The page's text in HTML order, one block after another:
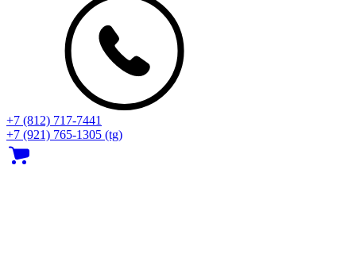
+7 (812) 717‑7441
+7 (921) 765-1305 (tg)